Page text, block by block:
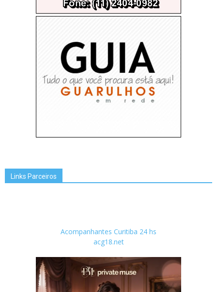
Links Parceiros
Acompanhantes Curitiba 24 hs
acg18.net